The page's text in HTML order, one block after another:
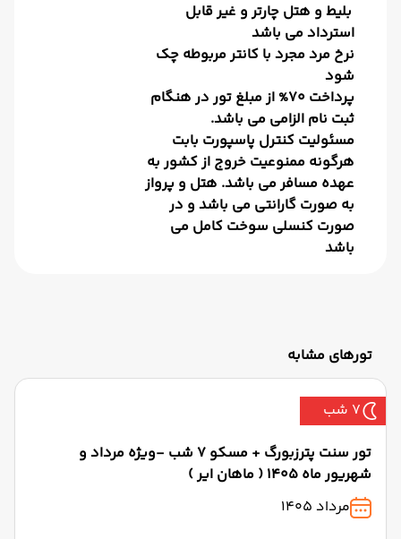
بلیط و هتل چارتر و غیر قابل
استرداد می باشد
نرخ مرد مجرد با کانتر مربوطه چک
شود
پرداخت 70% از مبلغ تور در هنگام
ثبت نام الزامی می باشد.
مسئولیت کنترل پاسپورت بابت
هرگونه ممنوعیت خروج از کشور به
عهده مسافر می باشد. هتل و پرواز
به صورت گارانتی می باشد و در
صورت کنسلی سوخت کامل می
باشد
تورهای مشابه
7 شب
تور سنت پترزبورگ + مسکو 7 شب -ویژه مرداد و
شهریور ماه 1405 ( ماهان ایر )
مرداد 1405